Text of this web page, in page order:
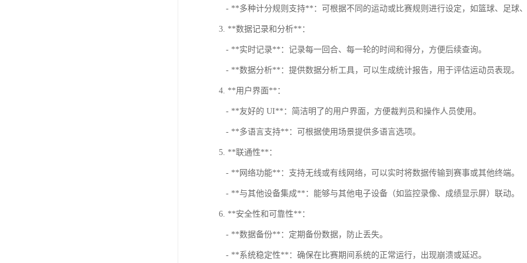
- **多种计分规则支持**：可根据不同的运动或比赛规则进行设定，如篮球、足球、
3. **数据记录和分析**：
- **实时记录**：记录每一回合、每一轮的时间和得分，方便后续查询。
- **数据分析**：提供数据分析工具，可以生成统计报告，用于评估运动员表现。
4. **用户界面**：
- **友好的 UI**：简洁明了的用户界面，方便裁判员和操作人员使用。
- **多语言支持**：可根据使用场景提供多语言选项。
5. **联通性**：
- **网络功能**：支持无线或有线网络，可以实时将数据传输到赛事或其他终端。
- **与其他设备集成**：能够与其他电子设备（如监控录像、成绩显示屏）联动。
6. **安全性和可靠性**：
- **数据备份**：定期备份数据，防止丢失。
- **系统稳定性**：确保在比赛期间系统的正常运行，出现崩溃或延迟。